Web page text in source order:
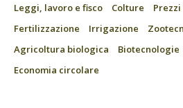
Leggi, lavoro e fisco
Colture
Fertilizzazione
Irrigazione
Agricoltura biologica
Biotecnologie
Economia circolare